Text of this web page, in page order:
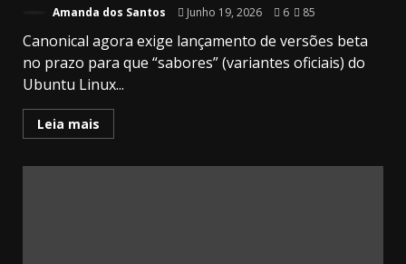
Amanda dos Santos Junho 19, 2026 6 85
Canonical agora exige lançamento de versões beta
no prazo para que “sabores” (variantes oficiais) do
Ubuntu Linux...
Leia mais